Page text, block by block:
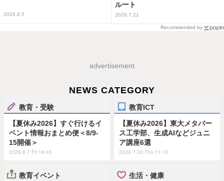
2026.8.5
ルート
2026.7.21
Recommended by
advertisement
NEWS CATEGORY
教育・受験
【夏休み2026】すぐ行けるイ
ベント情報おまとめ便＜8/9-
15開催＞
2026.8.7 Fri 19:45
教育ICT
【夏休み2026】東大メタバー
ス工学部、生成AIなどジュニ
ア講座6選
2026.7.30 Thu 11:15
教育イベント 生活・健康